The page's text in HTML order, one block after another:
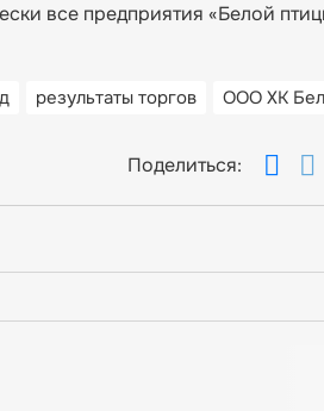
все предприятия «Белой
результаты торгов ООО ХК
Поделиться: